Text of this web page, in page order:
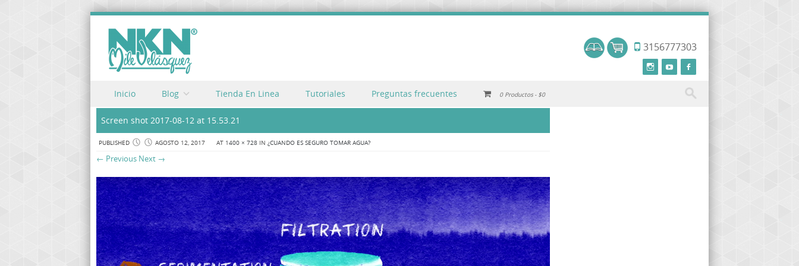
3156777303
Menu
Skip to content
Inicio Blog Tienda En Linea Tutoriales Preguntas frecuentes 0 Productos $0
Screen shot 2017-08-12 at 15.53.21
PUBLISHED AGOSTO 12, 2017 AT 1400 × 728 IN ¿CUANDO ES SEGURO TOMAR AGUA?
← Previous Next →